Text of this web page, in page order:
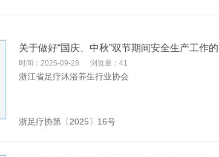
关于做好“国庆、中秋”双节期间安全生产工作
时间：2025-09-28 浏览量：41
浙江省足疗沐浴养生行业协会
浙足疗协第〔2025〕16号